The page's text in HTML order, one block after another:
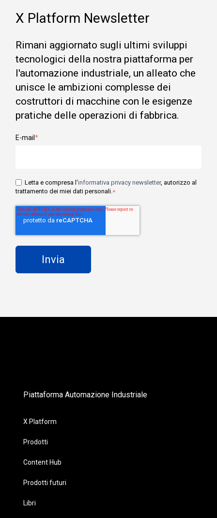
X Platform Newsletter
Rimani aggiornato sugli ultimi sviluppi
tecnologici della nostra piattaforma per
l'automazione industriale, un alleato che
unisce le ambizioni complesse dei
costruttori di macchine con le esigenze
pratiche delle operazioni di fabbrica.
E-mail *
Letta e compresa l'informativa privacy newsletter, autorizzo al
trattamento dei miei dati personali.*
Piattaforma Automazione Industriale
X Platform
Prodotti
Content Hub
Prodotti futuri
Libri